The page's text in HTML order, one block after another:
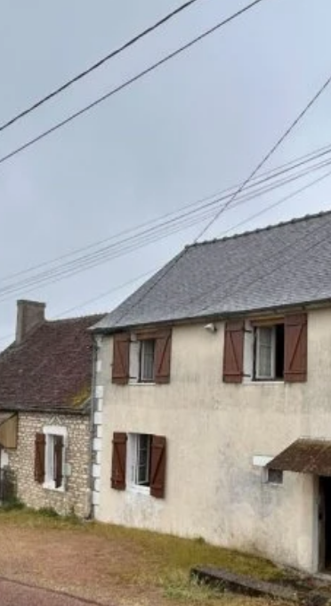
AVEC
m² habitables) avec une exposition
avec cuisine ouverte sur la salle à
rafraîchissement à prévoir selon vos goûts.